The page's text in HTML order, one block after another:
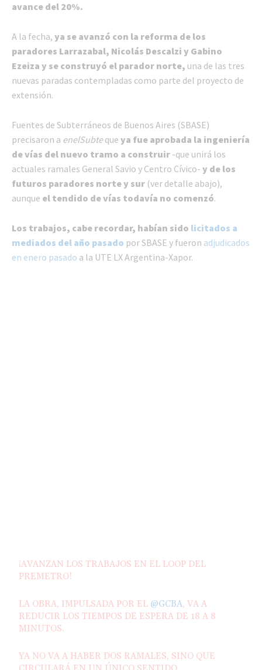
avance del 20%.
A la fecha, ya se avanzó con la reforma de los
paradores Larrazabal, Nicolás Descalzi y Gabino
Ezeiza y se construyó el parador norte, una de las tres
nuevas paradas contempladas como parte del proyecto de
extensión.
Fuentes de Subterráneos de Buenos Aires (SBASE)
precisaron a enelSubteque ya fue aprobada la ingeniería
de vías del nuevo tramo a construir -que unirá los
actuales ramales General Savio y Centro Cívico- y de los
futuros paradores norte y sur (ver detalle abajo),
aunque el tendido de vías todavía no comenzó.
Los trabajos, cabe recordar, habían sido licitados a
mediados del año pasado por SBASE y fueron adjudicados
en enero pasado a la UTE LX Argentina-Xapor.
¡AVANZAN LOS TRABAJOS EN EL LOOP DEL
PREMETRO!
LA OBRA, IMPULSADA POR EL @GCBA, VA A
REDUCIR LOS TIEMPOS DE ESPERA DE 18 A 8
MINUTOS.
YA NO VA A HABER DOS RAMALES, SINO QUE